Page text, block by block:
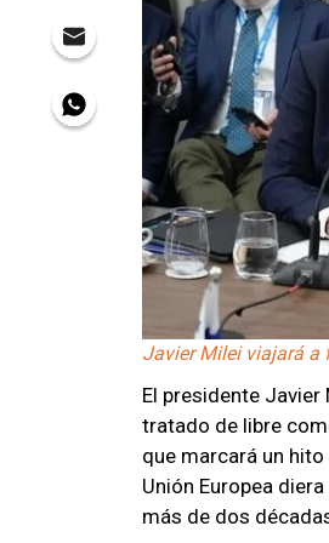
Javier Milei viajará a
El presidente
tratado de libre
que marcará un
Unión Europea
más de dos